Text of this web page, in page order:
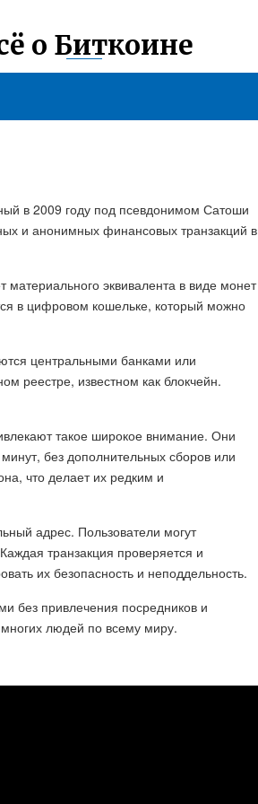
о Биткоине
в 2009 году под псевдонимом Сатоши
и анонимных финансовых транзакций в
эквивалента в виде монет
в цифровом кошельке, который можно
центральными банками или
реестре, известном как блокчейн.
такое широкое внимание. Они
без дополнительных сборов или
что делает их редким и
адрес. Пользователи могут
транзакция проверяется и
их безопасность и неподдельность.
без привлечения посредников и
людей по всему миру.